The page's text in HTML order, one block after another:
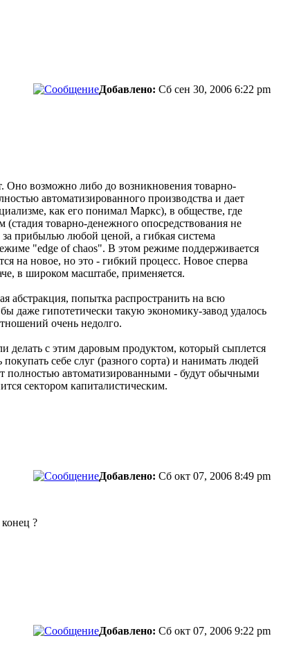
Добавлено: Сб сен 30, 2006 6:22 pm
Оно возможно либо до возникновения товарно-
автоматизированного производства и дает
как его понимал Маркс), в обществе, где
товарно-денежного опосредствования не
прибылью любой ценой, а гибкая система
"edge of chaos". В этом режиме поддерживается
на новое, но это - гибкий процесс. Новое сперва
в широком масштабе, применяется.
абстракция, попытка распространить на всю
даже гипотетически такую экономику-завод удалось
очень недолго.
делать с этим даровым продуктом, который сыплется
себе слуг (разного сорта) и нанимать людей
полностью автоматизированными - будут обычными
сектором капиталистическим.
Добавлено: Сб окт 07, 2006 8:49 pm
?
Добавлено: Сб окт 07, 2006 9:22 pm